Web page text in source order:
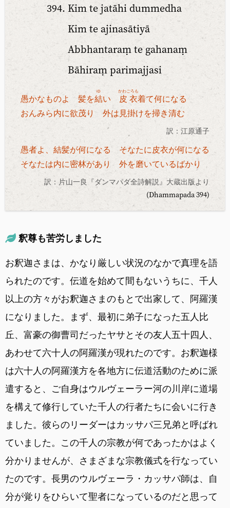
Kim te jatāhi dummedha
Kim te ajinasātiyā
Abbhantaraṃ te gahanaṃ
Bāhiraṃ parimajjasi
愚かなものよ 髪を結
ゆ
い 皮衣
かわごろも
着て何になる
おんみら内に欲茂り 外は見掛けを掃き清む
訳：江原通子
愚者よ、結髪が何になる そなたに皮衣が何になる
そなたは内に密林があり 外を磨いているばかり
訳：片山一良『ダンマパダ全詩解説』大蔵出版より
(Dhammapada 394)
釈尊も苦労しました
お釈迦さまは、かなり厳しい状況のなかで真理を語
られたのです。伝道を始めて間もないうちに、千人
以上の方々がお釈迦さまのもとで出家して、阿羅漢
になりました。まず、最初に弟子になった五人比
丘、富豪の御曹司だったヤサとその友人五十四人、
あわせて六十人の阿羅漢が現れたのです。お釈迦様
は六十人の阿羅漢方を各地方に伝道活動のために派
遣すると、ご自身はウルヴェーラー河の川岸に道場
を構えて修行していた千人の行者たちに会いに行き
ました。彼らのリーダーはカッサパ三兄弟と呼ばれ
ていました。この千人の宗教が何であったかはよく
分かりませんが、さまざまな宗教儀式を行なってい
たのです。長男のウルヴェーラ・カッサパ師は、自
分が覚りをひらいて聖者になっているのだと思って